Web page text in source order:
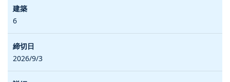
6
2026/9/3